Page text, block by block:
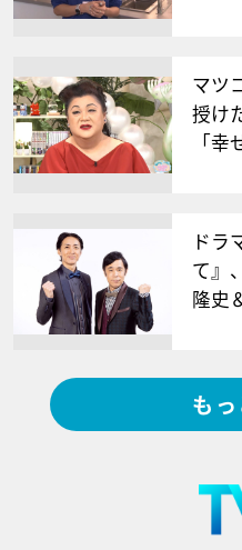
マツ
授け
「
ドラ
て』
隆史
も